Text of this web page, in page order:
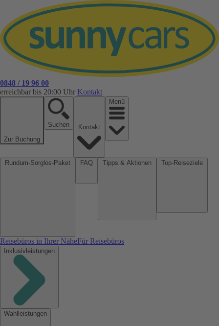
0848 / 19 96 00
erreichbar bis 20:00 Uhr Kontakt
Zur Buchung
Suchen
Menü
Reisebüros in Ihrer NäheFür Reisebüros
Inklusivleistungen
Wahlleistungen